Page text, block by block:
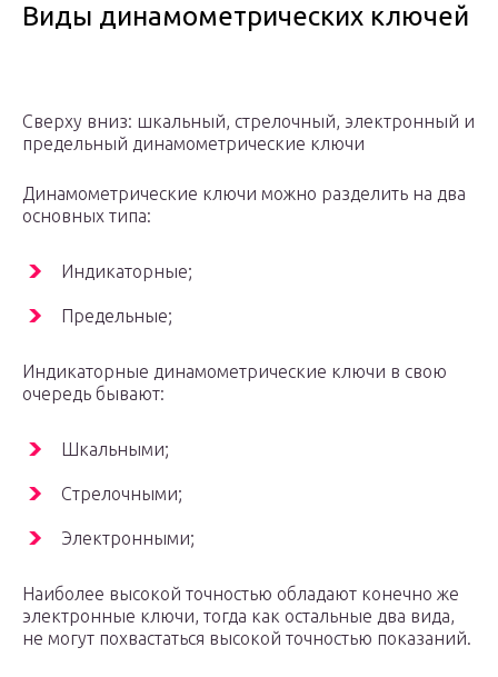
Виды динамометрических ключей
Сверху вниз: шкальный, стрелочный, электронный и
предельный динамометрические ключи
Динамометрические ключи можно разделить на два
основных типа:
Индикаторные;
Предельные;
Индикаторные динамометрические ключи в свою
очередь бывают:
Шкальными;
Стрелочными;
Электронными;
Наиболее высокой точностью обладают конечно же
электронные ключи, тогда как остальные два вида,
не могут похвастаться высокой точностью показаний.